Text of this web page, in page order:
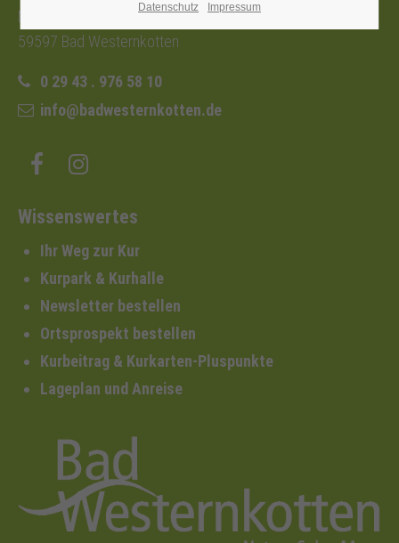
Nordstraße 2b
59597 Bad Westernkotten
0 29 43 . 976 58 10
info@badwesternkotten.de
Wissenswertes
Ihr Weg zur Kur
Kurpark & Kurhalle
Newsletter bestellen
Ortsprospekt bestellen
Kurbeitrag & Kurkarten-Pluspunkte
Lageplan und Anreise
Datenschutz Impressum